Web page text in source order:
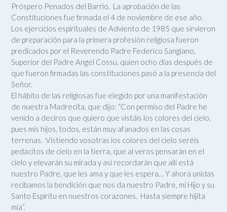
Próspero Penados del Barrio. La aprobación de las
Constituciones fue firmada el 4 de noviembre de ese año.
Los ejercicios espirituales de Adviento de 1985 que sirvieron
de preparación para la primera profesión religiosa fueron
predicados por el Reverendo Padre Federico Sangiano,
Superior del Padre Angel Cossu, quien ocho días después de
que fueron firmadas las constituciones pasó a la presencia del
Señor.
El hábito de las religiosas fue elegido por una manifestación
de nuestra Madrecita, que dijo: “Con permiso del Padre he
venido a deciros que quiero que vistáis los colores del cielo,
pues mis hijos, todos, están muy afanados en las cosas
terrenas. Vistiendo vosotras los colores del cielo seréis
pedacitos de cielo en la tierra, que al veros pensarán en el
cielo y elevarán su mirada y así recordarán que allí está
nuestro Padre, que les ama y que les espera… Y ahora unidas
recibamos la bendición que nos da nuestro Padre, mi Hijo y su
Santo Espíritu en nuestros corazones. Hasta siempre hijita
mía”.